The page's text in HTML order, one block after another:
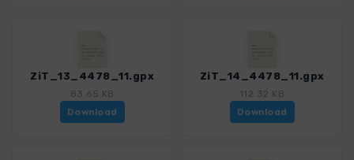
ZiT_13_4478_11.gpx
83.65 KB
Download
ZiT_14_4478_11.gpx
112.32 KB
Download